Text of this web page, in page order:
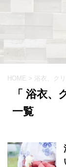
HOME > 浴衣、ク
「 浴衣、
一覧